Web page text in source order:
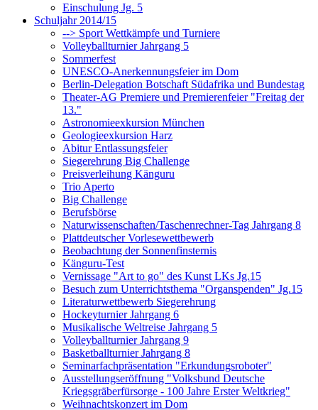
Einschulung Jg. 5
Schuljahr 2014/15
--> Sport Wettkämpfe und Turniere
Volleyballturnier Jahrgang 5
Sommerfest
UNESCO-Anerkennungsfeier im Dom
Berlin-Delegation Botschaft Südafrika und Bundestag
Theater-AG Premiere und Premierenfeier "Freitag der
13."
Astronomieexkursion München
Geologieexkursion Harz
Abitur Entlassungsfeier
Siegerehrung Big Challenge
Preisverleihung Känguru
Trio Aperto
Big Challenge
Berufsbörse
Naturwissenschaften/Taschenrechner-Tag Jahrgang 8
Plattdeutscher Vorlesewettbewerb
Beobachtung der Sonnenfinsternis
Känguru-Test
Vernissage "Art to go" des Kunst LKs Jg.15
Besuch zum Unterrichtsthema "Organspenden" Jg.15
Literaturwettbewerb Siegerehrung
Hockeyturnier Jahrgang 6
Musikalische Weltreise Jahrgang 5
Volleyballturnier Jahrgang 9
Basketballturnier Jahrgang 8
Seminarfachpräsentation "Erkundungsroboter"
Ausstellungseröffnung "Volksbund Deutsche
Kriegsgräberfürsorge - 100 Jahre Erster Weltkrieg"
Weihnachtskonzert im Dom